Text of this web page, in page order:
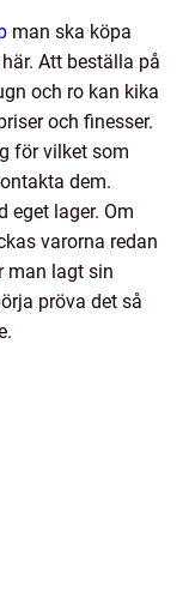
man ska köpa
Att beställa på
och ro kan kika
och finesser.
för vilket som
dem.
eget lager. Om
varorna redan
man lagt sin
pröva det så